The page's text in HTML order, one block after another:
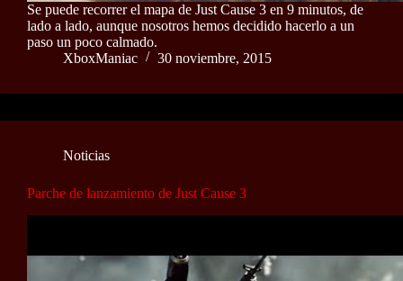
Se puede recorrer el mapa de Just Cause 3 en 9 minutos, de
lado a lado, aunque nosotros hemos decidido hacerlo a un
paso un poco calmado.
XboxManiac
30 noviembre, 2015
Noticias
Parche de lanzamiento de Just Cause 3